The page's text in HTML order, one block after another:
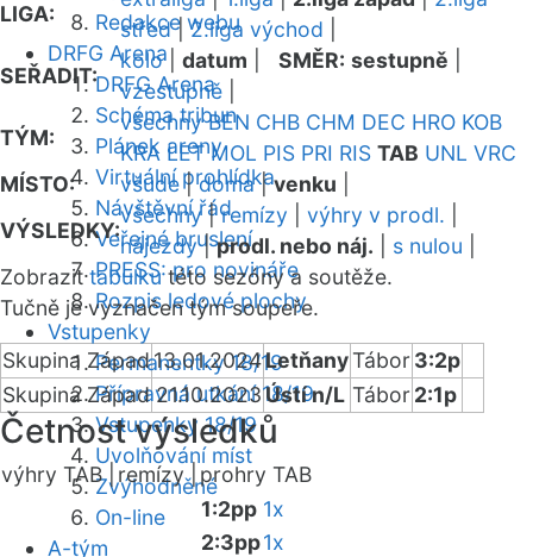
Redakce webu
DRFG Arena
DRFG Arena
Schéma tribun
Plánek areny
Virtuální prohlídka
Návštěvní řád
Veřejné bruslení
PRESS: pro novináře
Rozpis ledové plochy
Vstupenky
Permanentky 18/19
Přípravná utkání 18/19
Vstupenky 18/19
Uvolňování míst
Zvýhodněné
On-line
A-tým
LIGA:
střed|2.liga východ
SEŘADIT:
kolo| datum SMĚR: sestupně
vzestupně
TÝM:
všechny BEN CHB CHM DEC HRO KOB
KRA LET MOL PIS PRI RIS TAB UNL VRC
MÍSTO:
všude|doma|venku
VÝSLEDKY:
všechny|remízy výhry v prodl.
nájezdy|prodl. nebo náj. s nulou
Zobrazittabulkutéto sezóny a soutěže.
Tučně je vyznačen tým soupeře.
Skupina Západ13.01.2024LetňanyTábor 3:2p
Skupina Západ 21.10.2023Ústí n/L Tábor 2:1p
Četnost výsledků
výhry TAB | remízy | prohry TAB
1:2pp 1x
2:3pp1x